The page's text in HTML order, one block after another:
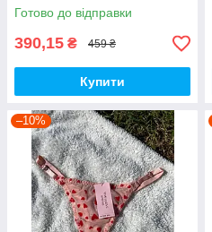
Готово до відправки
390,15 ₴ 459 ₴
Купити
–10%